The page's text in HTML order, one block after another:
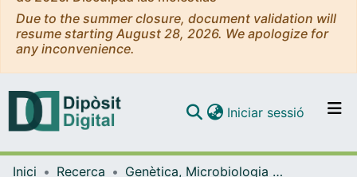
Due to the summer closure, document validation will
resume starting August 28, 2026. We apologize for
any inconvenience.
Navega per tot el DD
Iniciar sessió (current)
Inici Recerca
Genètica, Microbiologia i Estadística